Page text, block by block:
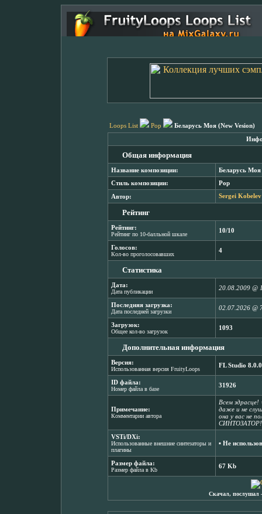
Loops List Pop Беларусь Моя (New Vesion)
Общая информация
Название композиции: Беларусь Моя
Стиль композиции: Pop
Автор: Sergei Kobelev
Рейтинг
Рейтинг:
Рейтинг по 10-балльной шкале
10/10
Голосов:
Кол-во проголосовавших
4
Статистика
Дата:
Дата публикации
20.08.2009 @
Последняя загрузка:
Дата последней загрузки
02.07.2026 @
Загрузок:
Общее кол-во загрузок
1093
Дополнительная информация
Версия:
Использованная версия FruityLoops
FL Studio 8.0.0
ID файла:
Номер файла в базе
31926
Примечание:
Комментарии автора
Всем
даже и не
она у вас не
VSTi/DXi:
Использованные внешние синтезаторы и
плагины
▪ Не
Размер файла:
Размер файла в Kb
67 Kb
Скачал, послушал